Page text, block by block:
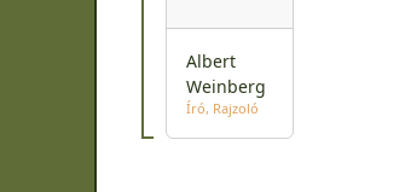
Albert
Weinberg
Író Rajzoló